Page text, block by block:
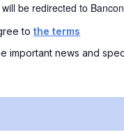
be redirected to
to the terms
important news and